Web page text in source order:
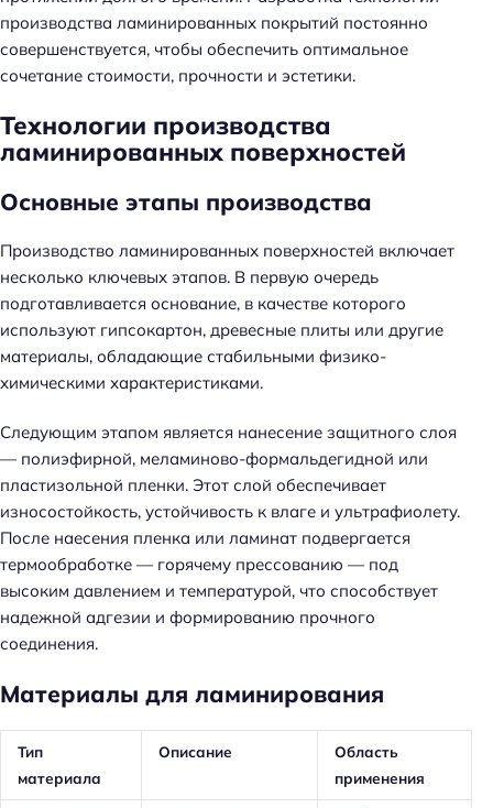
производства ламинированных покрытий постоянно
совершенствуется, чтобы обеспечить оптимальное
сочетание стоимости, прочности и эстетики.
Технологии производства
ламинированных поверхностей
Основные этапы производства
Производство ламинированных поверхностей включает
несколько ключевых этапов. В первую очередь
подготавливается основание, в качестве которого
используют гипсокартон, древесные плиты или другие
материалы, обладающие стабильными физико-
химическими характеристиками.
Следующим этапом является нанесение защитного слоя
— полиэфирной, меламиново-формальдегидной или
пластизольной пленки. Этот слой обеспечивает
износостойкость, устойчивость к влаге и ультрафиолету.
После наесения пленка или ламинат подвергается
термообработке — горячему прессованию — под
высоким давлением и температурой, что способствует
надежной адгезии и формированию прочного
соединения.
Материалы для ламинирования
Тип
материала
Описание
Область
применения